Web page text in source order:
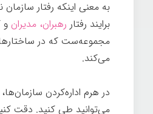
به معنی اینکه رفتار
برايند رفتار رهبران، مديران و
مجموعه‌ست كه در
می‌كند.
در هرم اداره‌كردن سازمان‌ها،
می‌توانيد طي كنيد. دقت